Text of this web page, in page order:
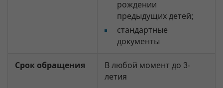
рождении
предыдущих детей;
стандартные
документы
Срок обращения
В любой момент до 3-
летия